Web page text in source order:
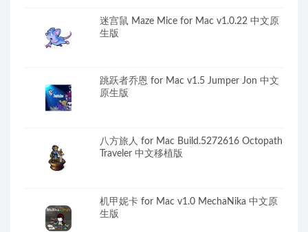
迷宫鼠 Maze Mice for Mac v1.0.22 中文原
生版
跳跃者乔恩 for Mac v1.5 Jumper Jon 中文
原生版
八方旅人 for Mac Build.5272616 Octopath
Traveler 中文移植版
机甲妮卡 for Mac v1.0 MechaNika 中文原
生版